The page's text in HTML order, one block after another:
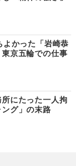
よかった「岩崎恭
京五輪での仕事
にたった一人拘
グ」の末路